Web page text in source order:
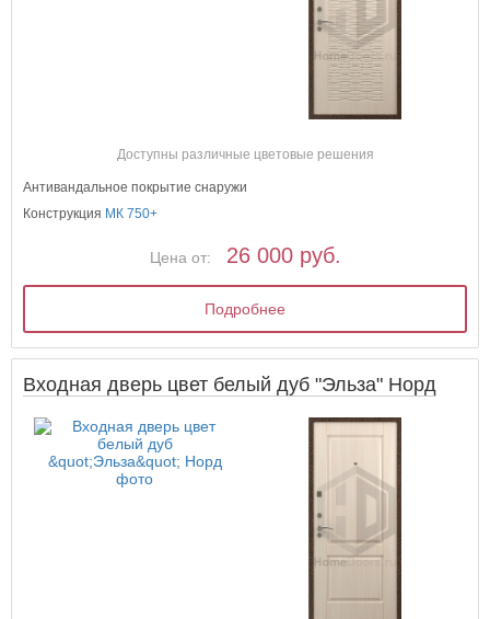
Доступны различные цветовые решения
Антивандальное покрытие снаружи
Конструкция МК 750+
Цена от: 26 000 руб.
Подробнее
Входная дверь цвет белый дуб "Эльза" Норд